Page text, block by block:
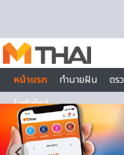
หน้าแรก
ทำนายฝัน ตร
ไลฟ์สไตล์